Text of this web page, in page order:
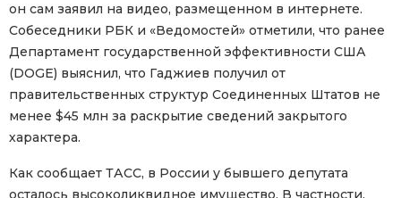
он сам заявил на видео, размещенном в интернете.
Собеседники РБК и «Ведомостей» отметили, что ранее
Департамент государственной эффективности США
(DOGE) выяснил, что Гаджиев получил от
правительственных структур Соединенных Штатов не
менее $45 млн за раскрытие сведений закрытого
характера.
Как сообщает ТАСС, в России у бывшего депутата
осталось высоколиквидное имущество. В частности,